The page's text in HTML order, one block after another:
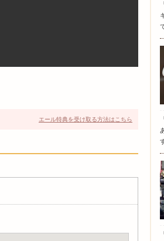
エール特典を受け取る方法はこちら